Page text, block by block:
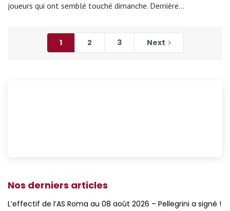
joueurs qui ont semblé touché dimanche. Dernière…
1 2 3 Next
Nos derniers articles
L’effectif de l’AS Roma au 08 août 2026 – Pellegrini a signé !